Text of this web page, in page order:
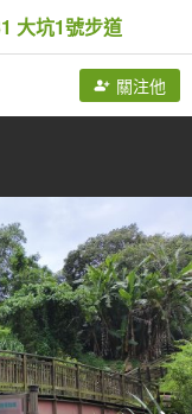
大坑1號步道
關注他